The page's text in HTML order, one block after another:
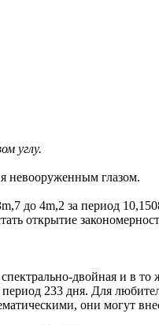
углу.
невооруженным глазом.
до 4m,2 за период
открытие
двойная и в то
233 дня. Для
они могут